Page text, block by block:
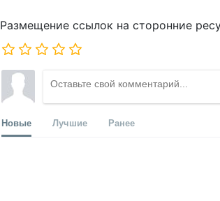
Размещение ссылок на сторонние
Новые Лучшие Ранее